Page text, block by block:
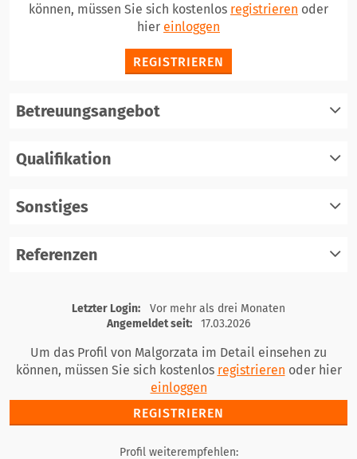
können, müssen Sie sich kostenlos registrieren oder
hier einloggen
REGISTRIEREN
Betreuungsangebot
Qualifikation
Sonstiges
Referenzen
registrieren
einloggen
Letzter Login:
Vor mehr als drei Monaten
Angemeldet seit:
17.03.2026
Um das Profil von Malgorzata im Detail einsehen zu
können, müssen Sie sich kostenlos registrieren oder hier
einloggen
REGISTRIEREN
Profil weiterempfehlen: